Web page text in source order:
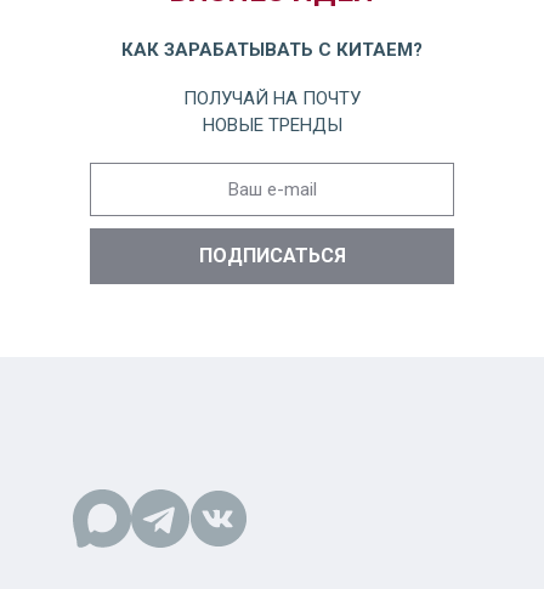
КАК ЗАРАБАТЫВАТЬ С КИТАЕМ?
ПОЛУЧАЙ НА ПОЧТУ
НОВЫЕ ТРЕНДЫ